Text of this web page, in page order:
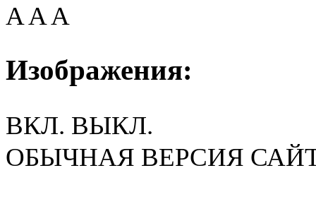
AAA
Изображения:
ВКЛ. ВЫКЛ.
ОБЫЧНАЯ ВЕРСИЯ